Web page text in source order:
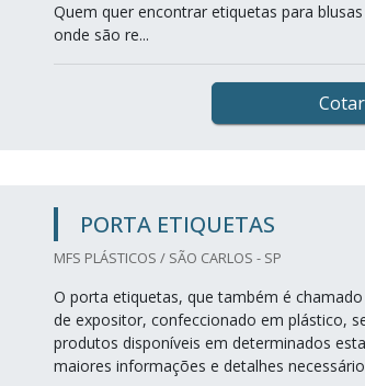
Quem quer encontrar etiquetas para
onde são re...
PORTA ETIQUETAS
MFS PLÁSTICOS / SÃO CARLOS - SP
O porta etiquetas, que também é
de expositor, confeccionado em plástico,
produtos disponíveis em determinados
maiores informações e detalhes